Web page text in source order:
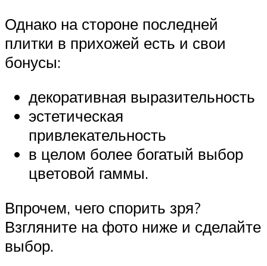
Однако на стороне последней
плитки в прихожей есть и свои
бонусы:
декоративная выразительность
эстетическая
привлекательность
в целом более богатый выбор
цветовой гаммы.
Впрочем, чего спорить зря?
Взгляните на фото ниже и сделайте
выбор.